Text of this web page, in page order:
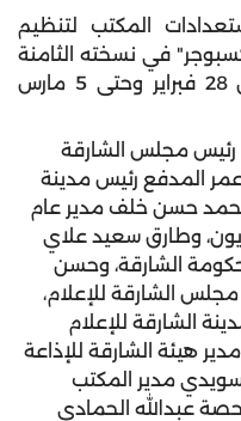
المكتب لتنظيم
في نسخته الثامنة
والتي ستقام في الفترة من 28 فبراير وحتى 5 مارس
رئيس مجلس الشارقة
عمر المدفع رئيس مدينة
حسن خلف مدير عام
وطارق سعيد علاي
الشارقة، وحسن
الشارقة للإعلام،
الشارقة للإعلام
هيئة الشارقة للإذاعة
مدير المكتب
عبدالله الحمادي